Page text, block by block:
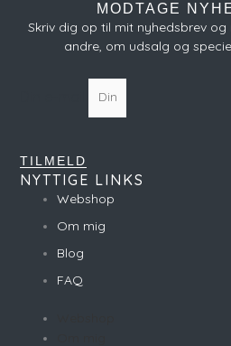
MODTAGE
Skriv dig op til mit nyhedsbrev
andre, om udsalg og
TILMELD
NYTTIGE LINKS
Webshop
Om mig
Blog
FAQ